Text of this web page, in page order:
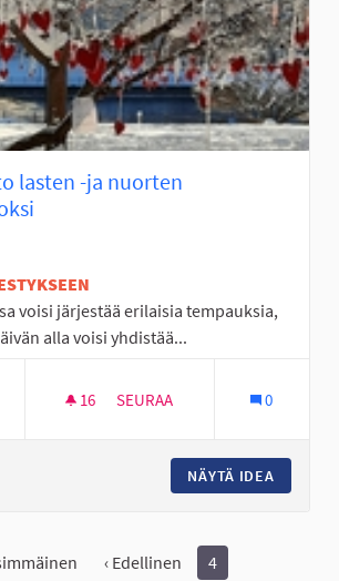
lasten -ja nuorten
voisi järjestää erilaisia tempauksia,
alla voisi yhdistää...
16 16 SEURAAJAA
SEURAA 0
NÄYTÄ IDEA
‹ Edellinen 4